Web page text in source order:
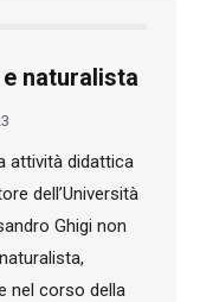
naturalista
attività didattica
dell’Università
Ghigi non
nel corso della